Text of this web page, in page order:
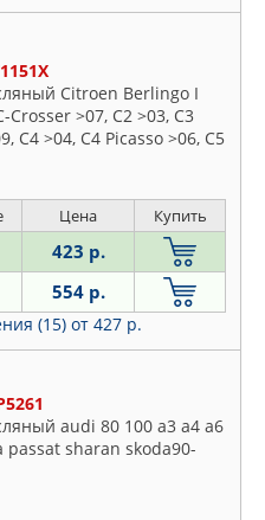
Citroen Berlingo I
Crosser >07, C2 >03, C3
C4 >04, C4 Picasso >06, C5
II >04, Galaxy II >06,
Цена Купить
423 р.
554 р.
(15) от 427 р.
audi 80 100 a3 a4 a6
passat sharan skoda90-